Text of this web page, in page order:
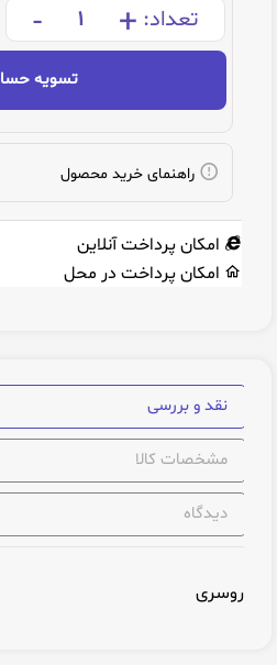
تعداد: +
-
تسویه
راهنمای خرید محصول
امکان پرداخت آنلاین
امکان پرداخت در محل
نقد و بررسی
مشخصات کالا
دیدگاه
روسری